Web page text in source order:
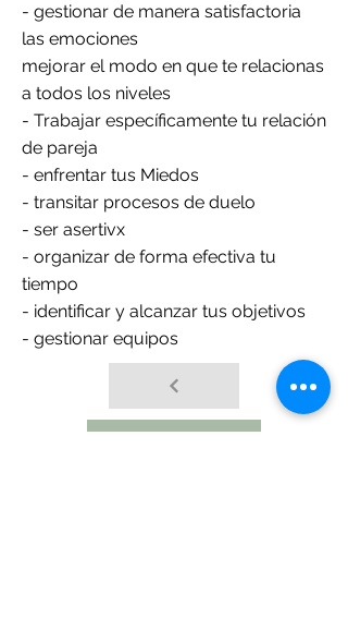
- gestionar de manera satisfactoria
las emociones
mejorar el modo en que te relacionas
a todos los niveles
- Trabajar específicamente tu relación
de pareja
- enfrentar tus Miedos
- transitar procesos de duelo
- ser asertivx
- organizar de forma efectiva tu
tiempo
- identificar y alcanzar tus objetivos
- gestionar equipos